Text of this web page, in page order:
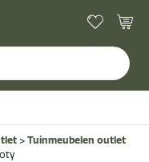
> Tuinmeubelen outlet